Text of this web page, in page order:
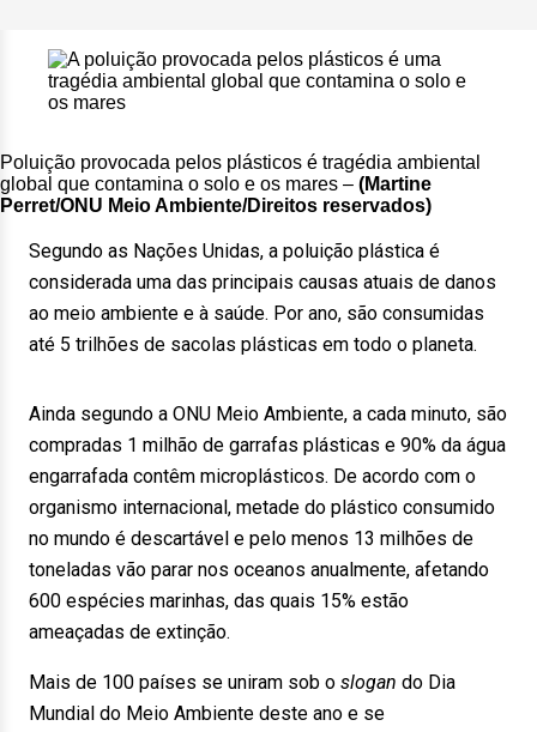
Poluição provocada pelos plásticos é tragédia ambiental
global que contamina o solo e os mares – (Martine
Perret/ONU Meio Ambiente/Direitos reservados)
Segundo as Nações Unidas, a poluição plástica é
considerada uma das principais causas atuais de danos
ao meio ambiente e à saúde. Por ano, são consumidas
até 5 trilhões de sacolas plásticas em todo o planeta.
Ainda segundo a ONU Meio Ambiente, a cada minuto, são
compradas 1 milhão de garrafas plásticas e 90% da água
engarrafada contêm microplásticos. De acordo com o
organismo internacional, metade do plástico consumido
no mundo é descartável e pelo menos 13 milhões de
toneladas vão parar nos oceanos anualmente, afetando
600 espécies marinhas, das quais 15% estão
ameaçadas de extinção.
Mais de 100 países se uniram sob o slogan do Dia
Mundial do Meio Ambiente deste ano e se